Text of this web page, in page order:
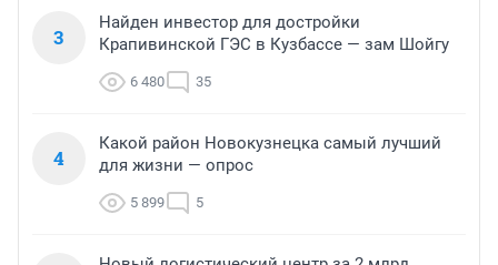
3
Найден инвестор для достройки
Крапивинской ГЭС в Кузбассе — зам Шойгу
6 480 35
4
Какой район Новокузнецка самый лучший
для жизни — опрос
5 899 5